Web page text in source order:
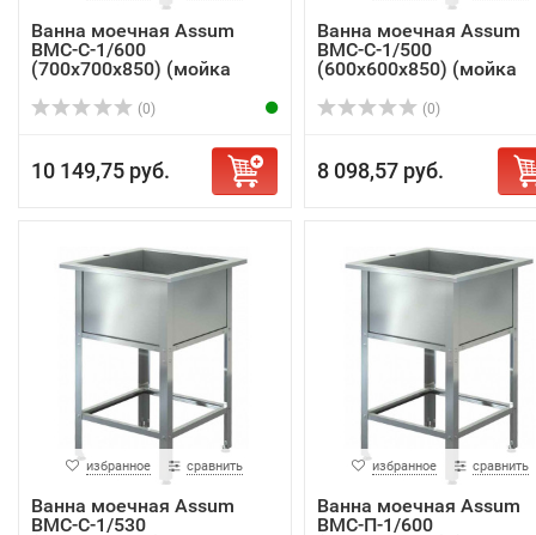
Ванна моечная Assum
ВМС-С-1/600
(700х700х850) (мойка
AISI...
(0)
10 149,75 руб.
Ванна моечная Assum
ВМС-С-1/500
(600х600х850) (мойка
AISI...
(0)
8 098,57 руб.
избранное сравнить
Ванна моечная Assum
ВМС-С-1/530
избранное сравнить
Ванна моечная Assum
ВМС-П-1/600